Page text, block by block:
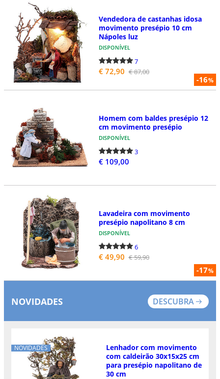
-16%
Vendedora de castanhas idosa
movimento presépio 10 cm
Nápoles luz
DISPONÍVEL
7
€ 72,90 € 87,00
Homem com baldes presépio 12
cm movimento presépio
DISPONÍVEL
3
€ 109,00
-17%
Lavadeira com movimento
presépio napolitano 8 cm
DISPONÍVEL
6
€ 49,90 € 59,90
NOVIDADES DESCUBRA
NOVIDADES
Lenhador com movimento
com caldeirão 30x15x25 cm
para presépio napolitano de
30 cm